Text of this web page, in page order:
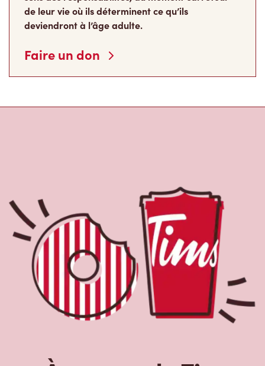
deviendront à l’âge adulte.
Faire un don
À propos de Tim